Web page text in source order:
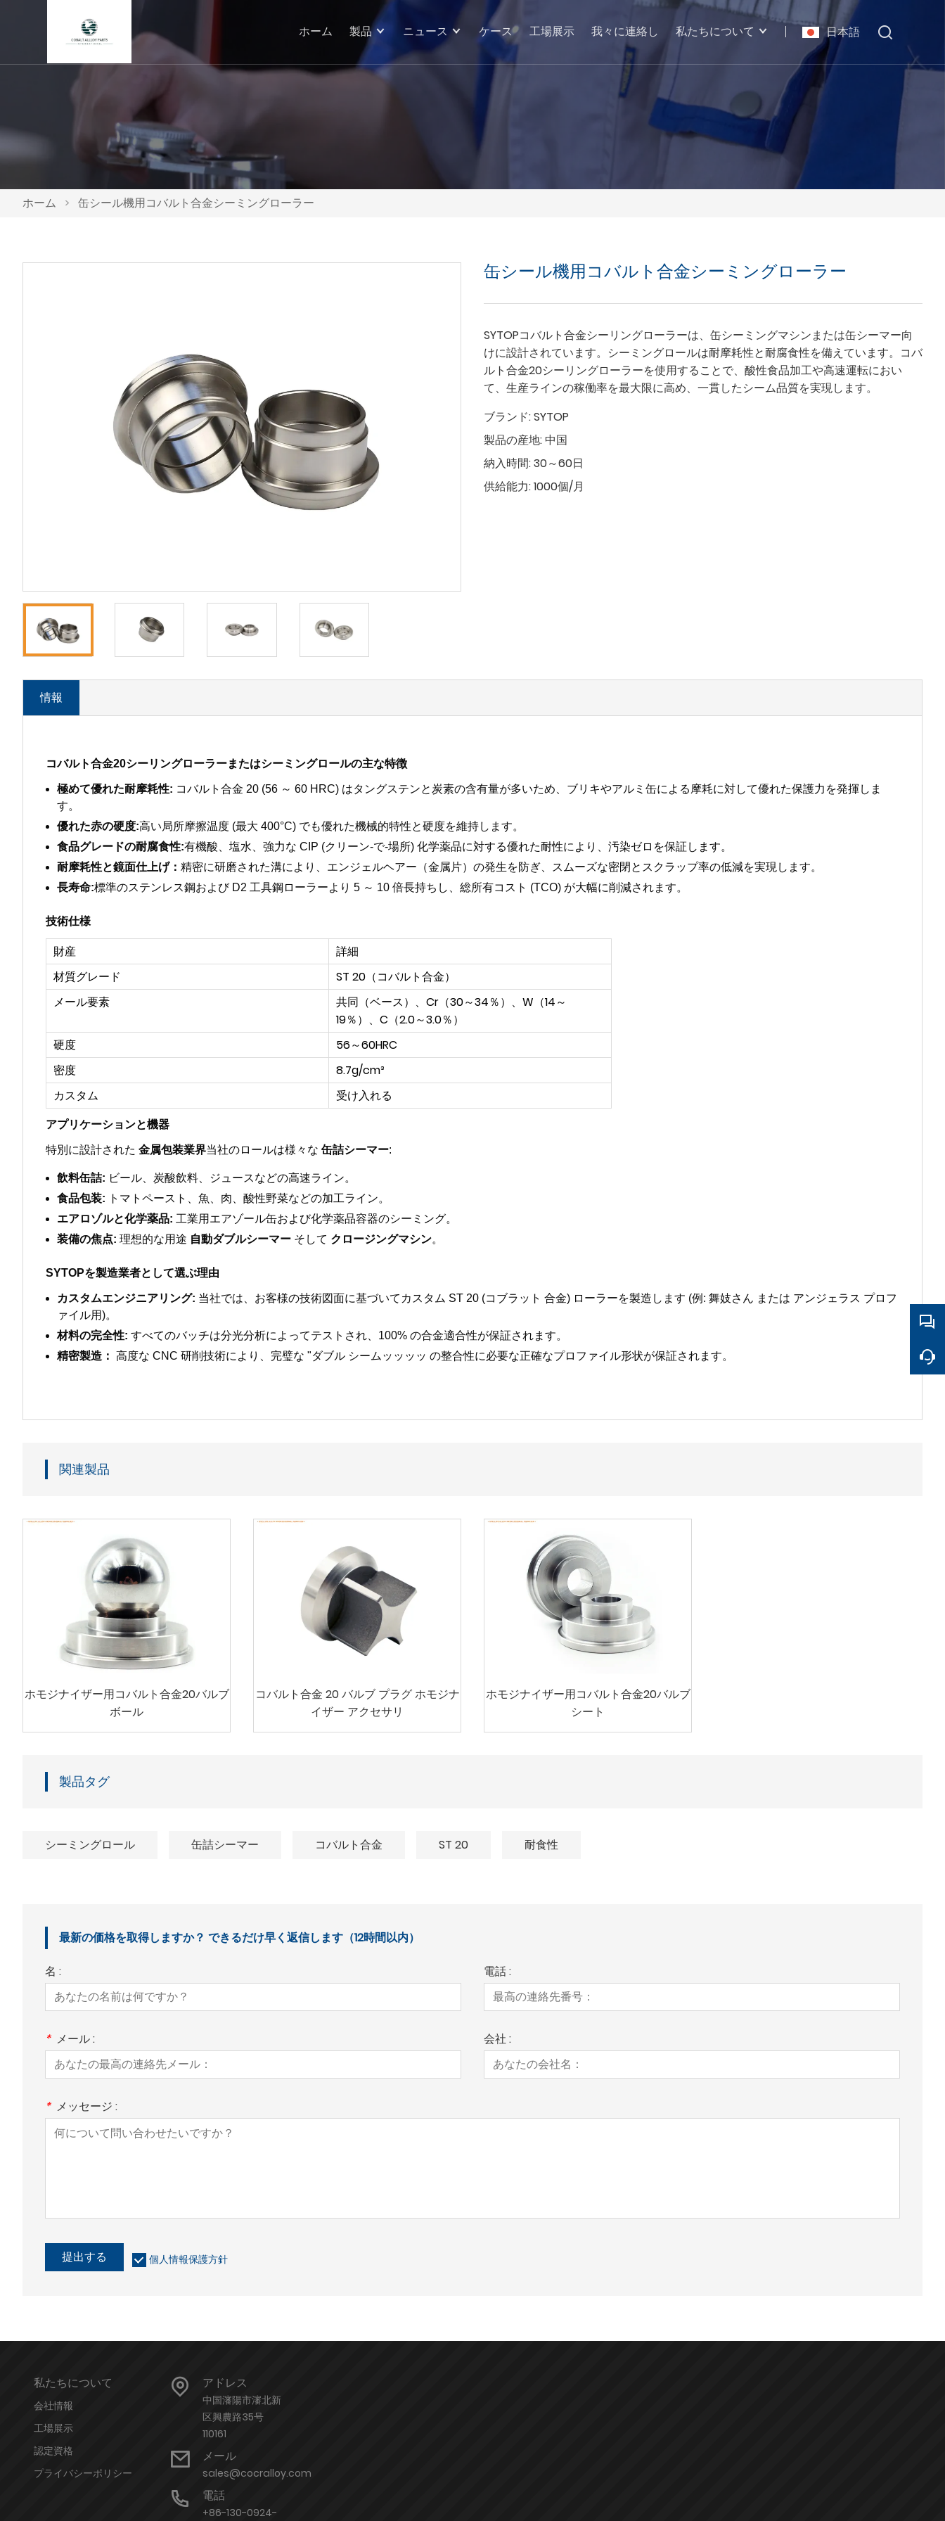
日本語
ホーム 製品 ニュース ケース 工場展示 我々に連絡し 私たちについて
ホーム > 缶シール機用コバルト合金シーミングローラー
缶シール機用コバルト合金シーミングローラー
SYTOPコバルト合金シーリングローラーは、缶シーミングマシンまたは缶シーマー向
けに設計されています。シーミングロールは耐摩耗性と耐腐食性を備えています。コバ
ルト合金20シーリングローラーを使用することで、酸性食品加工や高速運転におい
て、生産ラインの稼働率を最大限に高め、一貫したシーム品質を実現します。
ブランド:SYTOP
製品の産地: 中国
納入時間:30～60日
供給能力:1000個/月
情報
コバルト合金20シーリングローラーまたはシーミングロールの主な特徴
極めて優れた耐摩耗性: コバルト合金 20 (56 ～ 60 HRC) はタングステンと炭素の含有量が多いため、ブリキやアルミ缶による摩耗に対して優れた保護力を発揮しま
す。
優れた赤の硬度:高い局所摩擦温度 (最大 400°C) でも優れた機械的特性と硬度を維持します。
食品グレードの耐腐食性:有機酸、塩水、強力な CIP (クリーン-で-場所) 化学薬品に対する優れた耐性により、汚染ゼロを保証します。
耐摩耗性と鏡面仕上げ： 精密に研磨された溝により、エンジェルヘアー（金属片）の発生を防ぎ、スムーズな密閉とスクラップ率の低減を実現します。
長寿命:標準のステンレス鋼および D2 工具鋼ローラーより 5 ～ 10 倍長持ちし、総所有コスト (TCO) が大幅に削減されます。
技術仕様
財産
詳細
材質グレード
ST 20（コバルト合金）
メール要素
共同（ベース）、Cr（30～34％）、W（14～
19％）、C（2.0～3.0％）
硬度
56～60HRC
密度
8.7g/cm³
カスタム
受け入れる
アプリケーションと機器
特別に設計された 金属包装業界当社のロールは様々な 缶詰シーマー:
飲料缶詰: ビール、炭酸飲料、ジュースなどの高速ライン。
食品包装: トマトペースト、魚、肉、酸性野菜などの加工ライン。
エアロゾルと化学薬品: 工業用エアゾール缶および化学薬品容器のシーミング。
装備の焦点: 理想的な用途 自動ダブルシーマー そして クロージングマシン。
SYTOPを製造業者として選ぶ理由
カスタムエンジニアリング: 当社では、お客様の技術図面に基づいてカスタム ST 20 (コブラット 合金) ローラーを製造します (例: 舞妓さん または アンジェラス プロフ
ァイル用)。
材料の完全性: すべてのバッチは分光分析によってテストされ、100% の合金適合性が保証されます。
精密製造： 高度な CNC 研削技術により、完璧な "ダブル シームッッッッ の整合性に必要な正確なプロファイル形状が保証されます。
関連製品
ホモジナイザー用コバルト合金20バルブ
ボール
コバルト合金 20 バルブ プラグ ホモジナ
イザー アクセサリ
ホモジナイザー用コバルト合金20バルブ
シート
製品タグ
シーミングロール 缶詰シーマー コバルト合金 ST 20 耐食性
最新の価格を取得しますか？ できるだけ早く返信します（12時間以内）
名 : 電話 :
* メール : 会社 :
* メッセージ :
提出する 個人情報保護方針
私たちについて
会社情報
工場展示
認定資格
プライバシーポリシー
アドレス
中国瀋陽市瀋北新
区興農路35号
110161
メール
sales@cocralloy.com
電話
+86-130-0924-